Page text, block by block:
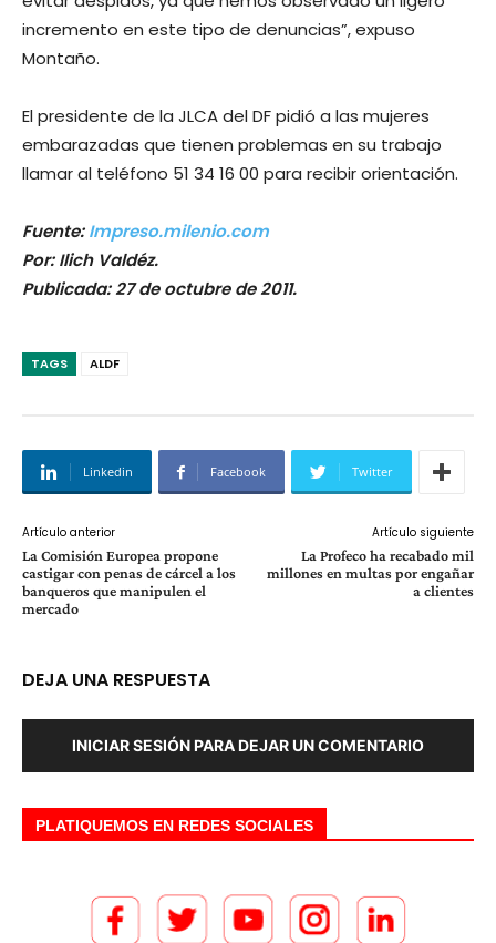
incremento en este tipo de denuncias”, expuso
Montaño.
El presidente de la JLCA del DF pidió a las mujeres
embarazadas que tienen problemas en su trabajo
llamar al teléfono 51 34 16 00 para recibir orientación.
Fuente:Impreso.milenio.com
Por: Ilich Valdéz.
Publicada: 27 de octubre de 2011.
TAGS ALDF
Linkedin Facebook Twitter
Artículo anterior
La Comisión Europea propone
castigar con penas de cárcel a los
banqueros que manipulen el
mercado
Artículo siguiente
La Profeco ha recabado mil
millones en multas por engañar
a clientes
DEJA UNA RESPUESTA
INICIAR SESIÓN PARA DEJAR UN COMENTARIO
PLATIQUEMOS EN REDES SOCIALES